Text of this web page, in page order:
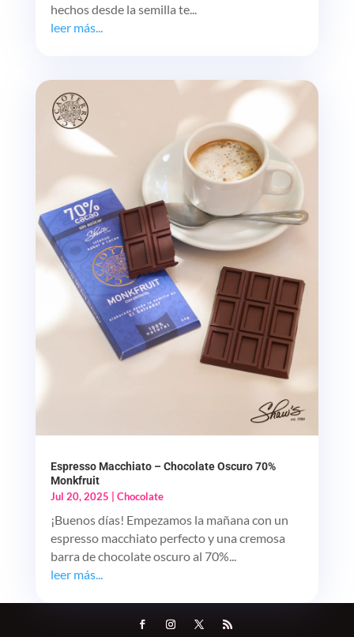
hechos desde la semilla te...
leer más...
Espresso Macchiato – Chocolate Oscuro 70%
Monkfruit
Jul 20, 2025 | Chocolate
¡Buenos días! Empezamos la mañana con un
espresso macchiato perfecto y una cremosa
barra de chocolate oscuro al 70%...
leer más...